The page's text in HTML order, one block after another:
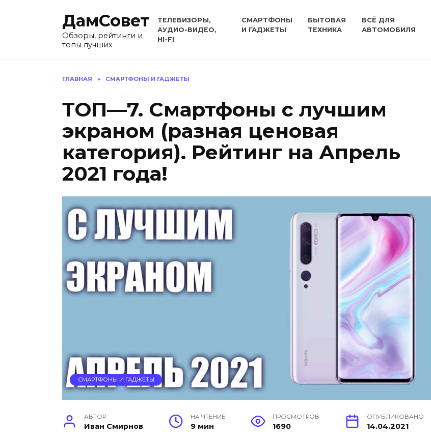
ДамСовет
Обзоры, рейтинги и
топы лучших
ТЕЛЕВИЗОРЫ,
АУДИО-ВИДЕО,
HI-FI
СМАРТФОНЫ
И ГАДЖЕТЫ
БЫТОВАЯ
ТЕХНИКА
ВСЁ ДЛЯ
АВТОМОБИЛЯ
ГЛАВНАЯ » СМАРТФОНЫ И ГАДЖЕТЫ
ТОП—7. Смартфоны с лучшим
экраном (разная ценовая
категория). Рейтинг на Апрель
2021 года!
СМАРТФОНЫ И ГАДЖЕТЫ
АВТОР
Иван Смирнов
НА ЧТЕНИЕ
9 мин
ПРОСМОТРОВ
1690
ОПУБЛИКОВАНО
14.04.2021